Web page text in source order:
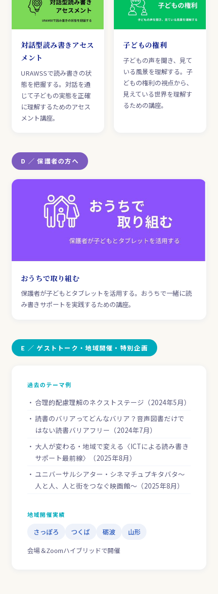
対話型読み書きアセス
メント
URAWSSで読み書きの状
態を把握する。対話を通
じて子どもの実態を正確
に理解するためのアセス
メント講座。
子どもの権利
子どもの声を聞き、見て
いる風景を理解する。子
どもの権利の視点から、
見えている世界を理解す
るための講座。
D ／ 保護者の方へ
おうちで取り組む
保護者が子どもとタブレットを活用する。おうちで一緒に読
み書きサポートを実践するための講座。
E ／ ゲストトーク・地域開催・特別企画
過去のテーマ例
合理的配慮理解のネクストステージ（2024年5月）
読書のバリアってどんなバリア？音声図書だけで
はない読書バリアフリー（2024年7月）
大人が変わる・地域で変える〈ICTによる読み書き
サポート最前線〉（2025年8月）
ユニバーサルシアター・シネマチュプキタバタ〜
人と人、人と街をつなぐ映画館〜（2025年8月）
地域開催実績
さっぽろ つくば 砺波
山形
会場＆Zoomハイブリッドで開催